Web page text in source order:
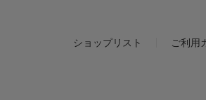
ショップリスト ご利用